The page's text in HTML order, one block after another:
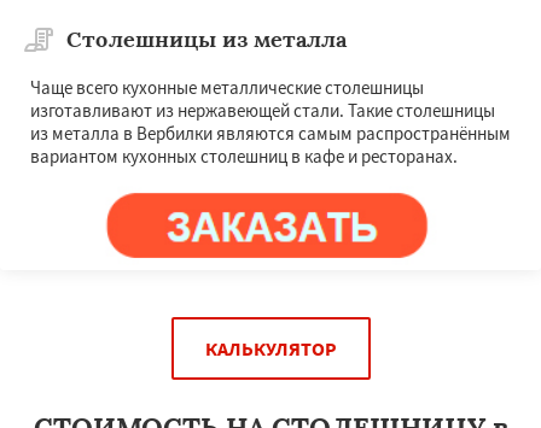
Столешницы из металла
Чаще всего кухонные металлические столешницы
изготавливают из нержавеющей стали. Такие столешницы
из металла в Вербилки являются самым распространённым
вариантом кухонных столешниц в кафе и ресторанах.
КАЛЬКУЛЯТОР